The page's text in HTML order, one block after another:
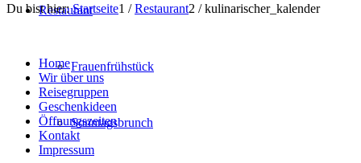
Restaurant
Frauenfrühstück
Sonntagsbrunch
Du bist hier: Startseite1 / Restaurant2 / kulinarischer_kalender
Home
Wir über uns
Reisegruppen
Geschenkideen
Öffnungszeiten
Kontakt
Impressum